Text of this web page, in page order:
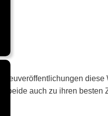
Neuveröffentlichungen
beide auch zu ihren besten